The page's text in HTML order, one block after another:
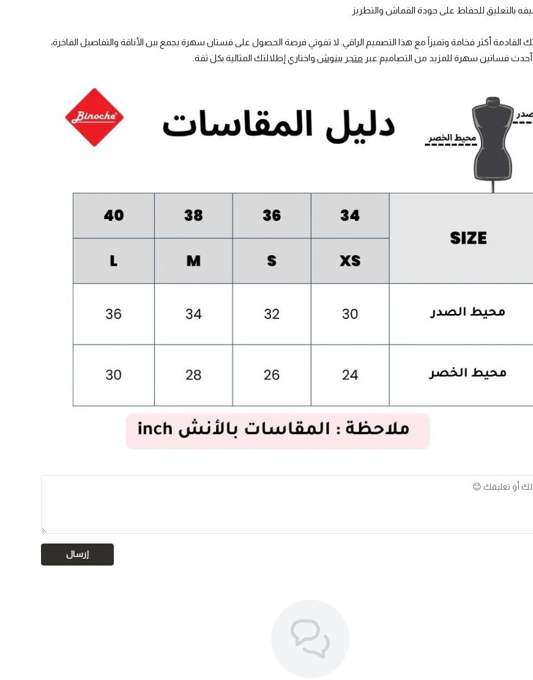
القادمة أكثر فخامة وتميزاً مع هذا التصميم الراقي. لا تفوتي فرصة الحصول على فستان سهرة يجمع بين الأناقة والتفاصيل الفاخرة،
فساتين سهرة للمزيد من التصاميم عبر متجر بينوش واختاري إطلالتك المثالية بكل ثقة
إرسال